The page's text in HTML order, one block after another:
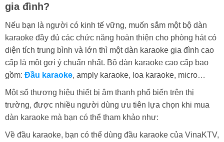
gia đình?
Nếu bạn là người có kinh tế vững, muốn sắm một bộ dàn
karaoke đầy đủ các chức năng hoàn thiện cho phòng hát có
diện tích trung bình và lớn thì một dàn karaoke gia đình cao
cấp là một gợi ý chuẩn nhất. Bộ dàn karaoke cao cấp bao
gồm: Đầu karaoke, amply karaoke, loa karaoke, micro…
Một số thương hiệu thiết bị âm thanh phổ biến trên thị
trường, được nhiều người dùng ưu tiên lựa chọn khi mua
dàn karaoke mà bạn có thể tham khảo như:
Về đầu karaoke, bạn có thể dùng đầu karaoke của VinaKTV,